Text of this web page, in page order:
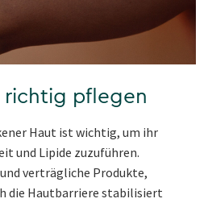
richtig pflegen
Haut ist wichtig, um ihr
und Lipide zuzuführen.
verträgliche Produkte,
die Hautbarriere stabilisiert